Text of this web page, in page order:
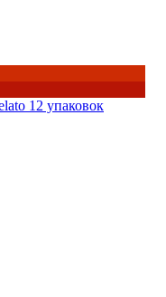
12 упаковок